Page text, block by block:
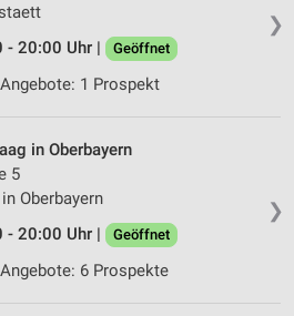
❯
- 20:00 Uhr |
Geöffnet
1 Prospekt
❯
in Oberbayern
5
Oberbayern
- 20:00 Uhr |
Geöffnet
6 Prospekte